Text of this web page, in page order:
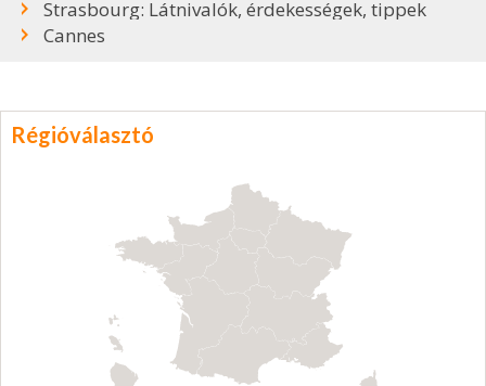
Strasbourg: Látnivalók, érdekességek, tippek
Cannes
Régióválasztó